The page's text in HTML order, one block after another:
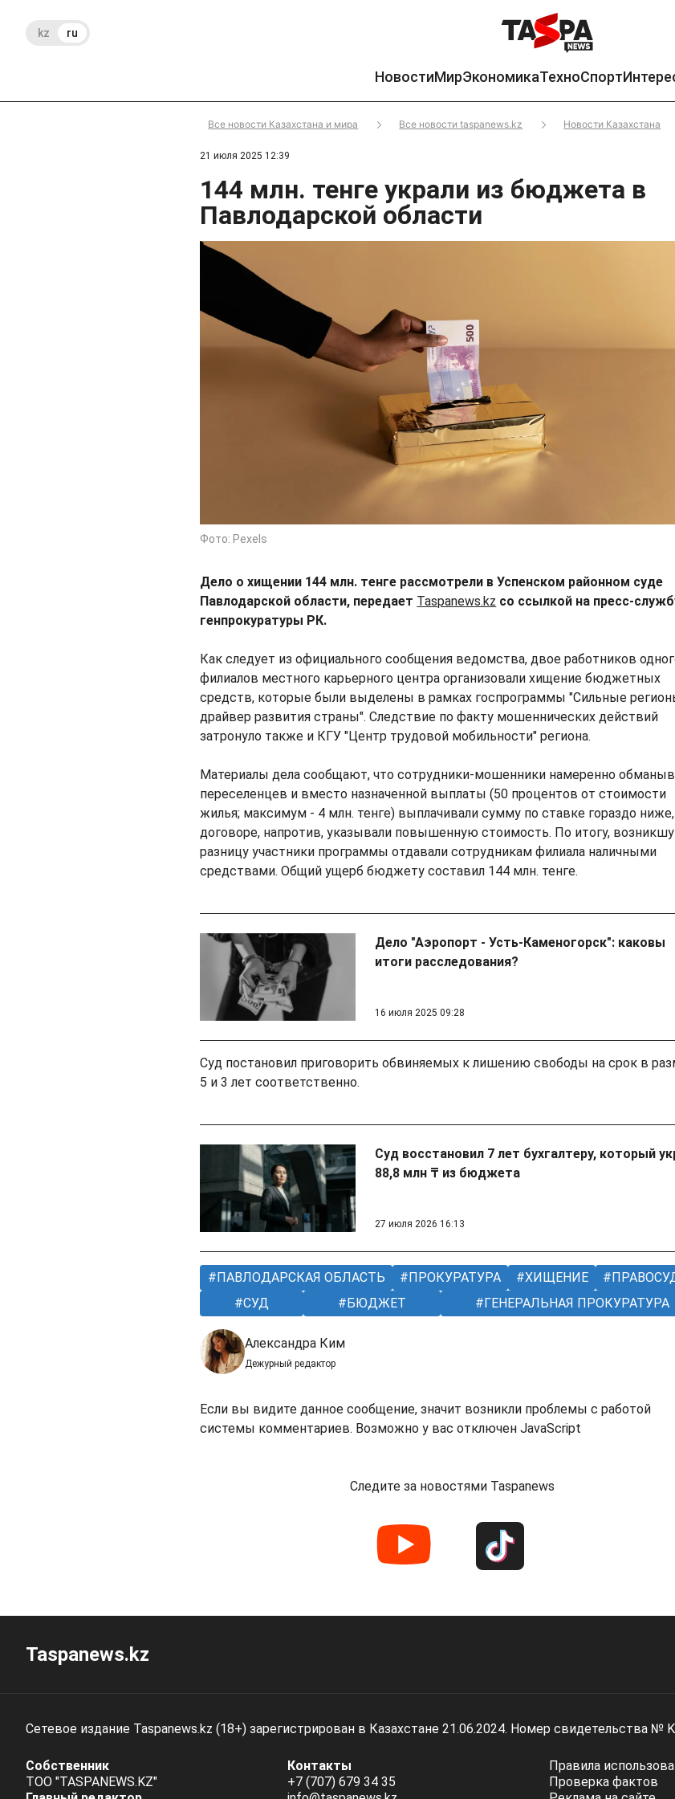
kz ru
НовостиМирЭкономикаТехноСпорт
Все новости Казахстана и мира Все новости taspanews.kz Новости Казахстана
21 июля 2025 12:39
144 млн. тенге украли из бюджета в
Павлодарской области
Фото: Pexels
Дело о хищении 144 млн. тенге рассмотрели в Успенском районном суде
Павлодарской области, передает Taspanews.kz со ссылкой на пресс-
генпрокуратуры РК.
Как следует из официального сообщения ведомства, двое работников
филиалов местного карьерного центра организовали хищение бюджетных
средств, которые были выделены в рамках госпрограммы "Сильные
драйвер развития страны". Следствие по факту мошеннических действий
затронуло также и КГУ "Центр трудовой мобильности" региона.
Материалы дела сообщают, что сотрудники-мошенники намеренно
переселенцев и вместо назначенной выплаты (50 процентов от стоимости
жилья; максимум - 4 млн. тенге) выплачивали сумму по ставке гораздо
договоре, напротив, указывали повышенную стоимость. По итогу,
разницу участники программы отдавали сотрудникам филиала наличными
средствами. Общий ущерб бюджету составил 144 млн. тенге.
Дело "Аэропорт - Усть-Каменогорск": каковы
итоги расследования?
16 июля 2025 09:28
Суд постановил приговорить обвиняемых к лишению свободы на срок в
5 и 3 лет соответственно.
Суд восстановил 7 лет бухгалтеру, который
88,8 млн ₸ из бюджета
27 июля 2026 16:13
ПАВЛОДАРСКАЯ ОБЛАСТЬ ПРОКУРАТУРА ХИЩЕНИЕ
СУД
БЮДЖЕТ ГЕНЕРАЛЬНАЯ ПРОКУРАТУРА
Александра Ким
Дежурный редактор
Если вы видите данное сообщение, значит возникли проблемы с работой
системы комментариев. Возможно у вас отключен JavaScript
Следите за новостями Taspanews
Taspanews.kz
Сетевое издание Taspanews.kz (18+) зарегистрирован в Казахстане 21.06.2024. Номер свидетельства №
Собственник
ТОО "TASPANEWS.KZ"
Контакты
+7 (707) 679 34 35
Правила
Проверка фактов